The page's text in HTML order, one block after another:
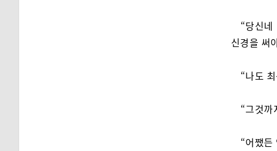
“당신
신경을 써
“나도
“그것까
“어쨌든